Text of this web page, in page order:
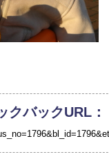
バックURL：